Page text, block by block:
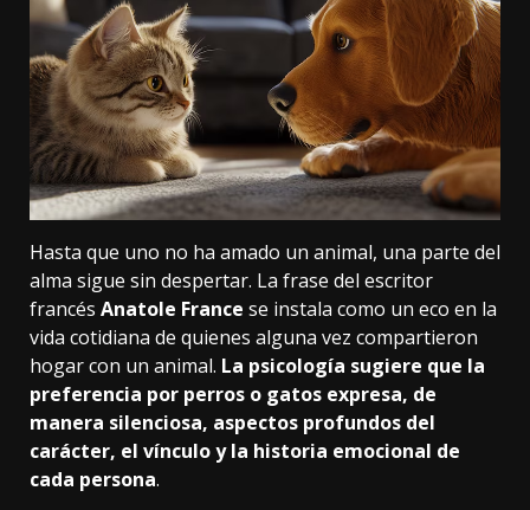
Hasta que uno no ha amado un animal, una parte del
alma sigue sin despertar. La frase del escritor
francés Anatole France se instala como un eco en la
vida cotidiana de quienes alguna vez compartieron
hogar con un animal. La psicología sugiere que la
preferencia por perros o gatos expresa, de
manera silenciosa, aspectos profundos del
carácter, el vínculo y la historia emocional de
cada persona.